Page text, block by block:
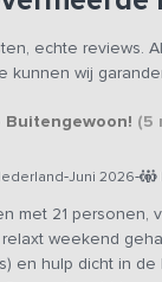
echte reviews.
kunnen wij
Buitengewoon! (5
-Juni 2026-
met 21 personen,
weekend
en hulp dicht in